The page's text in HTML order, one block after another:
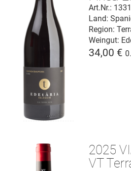
D.O.
Art.Nr.:
Weingut:
Land:
Region:
34,00 €
2025
VT